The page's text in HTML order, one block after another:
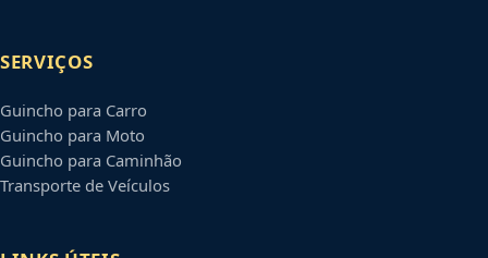
SERVIÇOS
Guincho para Carro
Guincho para Moto
Guincho para Caminhão
Transporte de Veículos